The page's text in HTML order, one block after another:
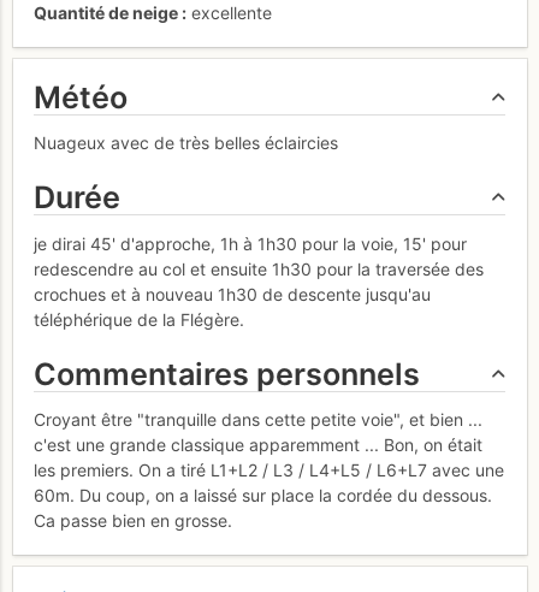
Quantité de neige excellente
Météo
Nuageux avec de très belles éclaircies
Durée
je dirai 45' d'approche, 1h à 1h30 pour la voie, 15' pour
redescendre au col et ensuite 1h30 pour la traversée des
crochues et à nouveau 1h30 de descente jusqu'au
téléphérique de la Flégère.
Commentaires personnels
Croyant être "tranquille dans cette petite voie", et bien ...
c'est une grande classique apparemment ... Bon, on était
les premiers. On a tiré L1+L2 / L3 / L4+L5 / L6+L7 avec une
60m. Du coup, on a laissé sur place la cordée du dessous.
Ca passe bien en grosse.